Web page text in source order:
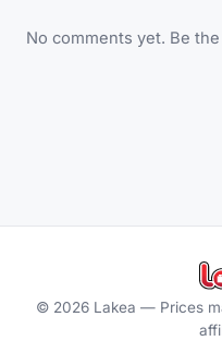
No comments yet. Be
© 2026 Lakea — Prices